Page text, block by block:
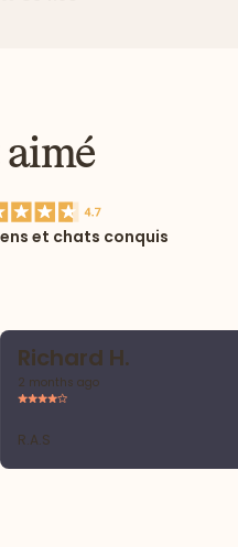
et chats conquis
Richard H.
2 months ago
R.A.S